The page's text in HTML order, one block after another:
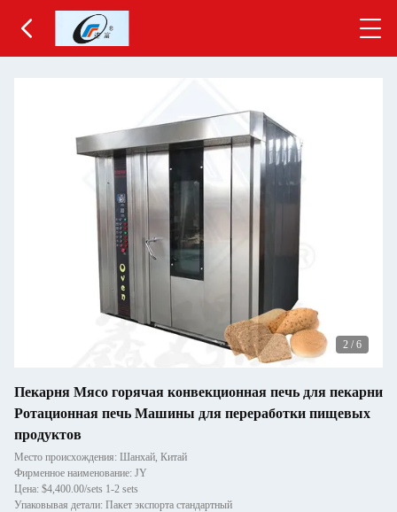
2 / 6
Пекарня Мясо горячая конвекционная печь для пекарни
Ротационная печь Машины для переработки пищевых
продуктов
Место происхождения: Шанхай, Китай
Фирменное наименование: JY
Цена: $4,400.00/sets 1-2 sets
Упаковывая детали: Пакет экспорта стандартный